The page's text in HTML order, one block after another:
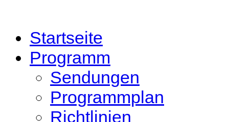
Startseite
Programm
Sendungen
Programmplan
Richtlinien